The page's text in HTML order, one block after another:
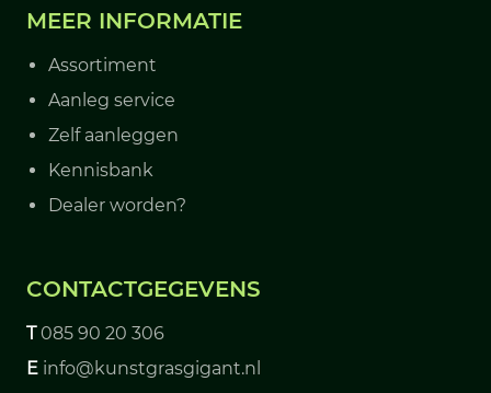
MEER INFORMATIE
Assortiment
Aanleg service
Zelf aanleggen
Kennisbank
Dealer worden?
CONTACTGEGEVENS
T 085 90 20 306
E info@kunstgrasgigant.nl